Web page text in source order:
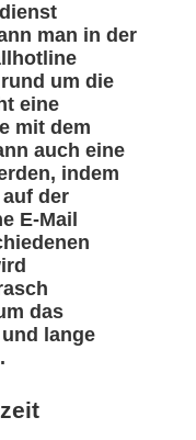
man in der
um die
eine
mit dem
auch eine
indem
der
E-Mail
das
lange